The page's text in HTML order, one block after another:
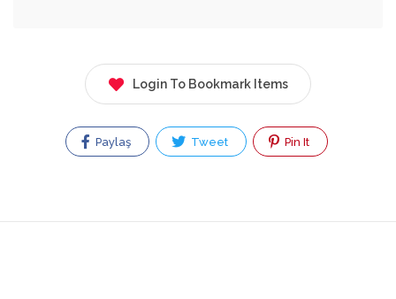
Login To Bookmark Items
Paylaş Tweet Pin It